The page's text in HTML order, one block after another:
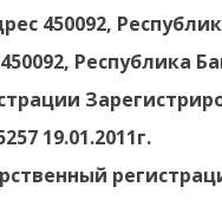
450092,
Республика
19.01.2011г.